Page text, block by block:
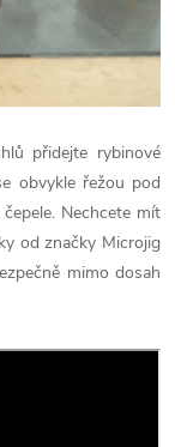
přidejte rybinové
obvykle řežou pod
Nechcete mít
od značky Microjig
mimo dosah